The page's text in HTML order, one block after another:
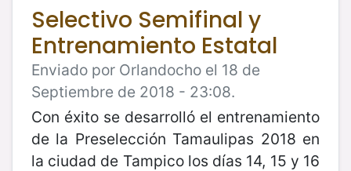
Selectivo Semifinal y
Entrenamiento Estatal
Enviado por Orlandocho el 18 de
Septiembre de 2018 - 23:08.
Con éxito se desarrolló el entrenamiento
de la Preselección Tamaulipas 2018 en
la ciudad de Tampico los días 14, 15 y 16